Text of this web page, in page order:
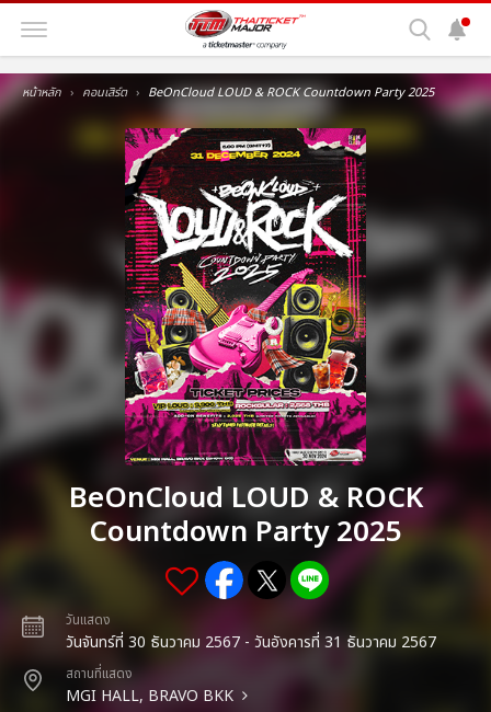
หน้าหลัก คอนเสิร์ต BeOnCloud LOUD & ROCK Countdown Party 2025
BeOnCloud LOUD & ROCK
Countdown Party 2025
วันแสดง
วันจันทร์ที่ 30 ธันวาคม 2567 - วันอังคารที่ 31 ธันวาคม 2567
สถานที่แสดง
MGI HALL, BRAVO BKK